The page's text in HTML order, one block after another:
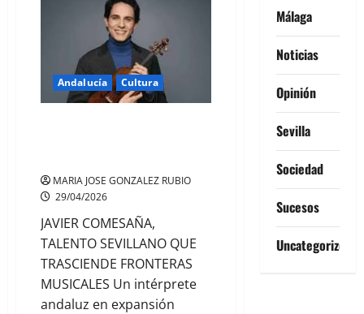
Y
SU
MODELO
DE
GOBIERNO
PARA
ANDALUCIA
Andalucía Cultura
MARIA JOSE GONZALEZ RUBIO
29/04/2026
JAVIER COMESAÑA,
TALENTO SEVILLANO QUE
TRASCIENDE FRONTERAS
MUSICALES Un intérprete
andaluz en expansión
Málaga
Noticias
Opinión
Sevilla
Sociedad
Sucesos
Uncategorized